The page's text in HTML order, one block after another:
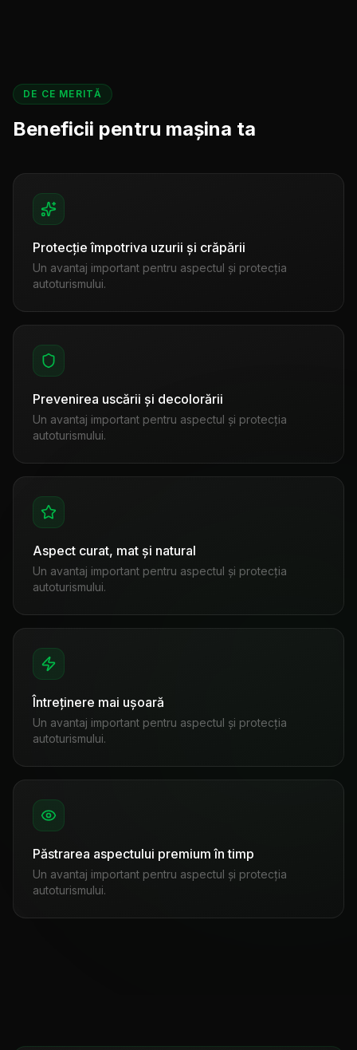
DE CE MERITĂ
Beneficii pentru mașina ta
Protecție împotriva uzurii și crăpării
Un avantaj important pentru aspectul și protecția
autoturismului.
Prevenirea uscării și decolorării
Un avantaj important pentru aspectul și protecția
autoturismului.
Aspect curat, mat și natural
Un avantaj important pentru aspectul și protecția
autoturismului.
Întreținere mai ușoară
Un avantaj important pentru aspectul și protecția
autoturismului.
Păstrarea aspectului premium în timp
Un avantaj important pentru aspectul și protecția
autoturismului.